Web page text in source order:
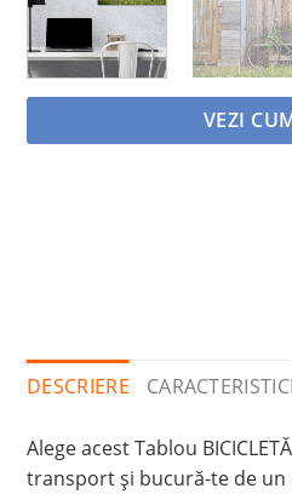
VEZI
DESCRIERE CARACTERISTICI
Alege acest Tablou
transport și bucură-te de un